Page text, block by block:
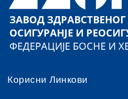
Корисни Линкови